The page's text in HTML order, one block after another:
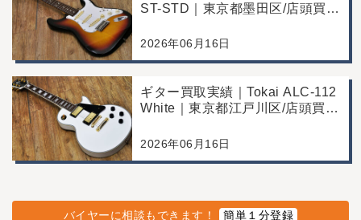
ST-STD｜東京都墨田区/店頭買
2026年06月16日
ギター買取実績｜Tokai ALC-112
White｜東京都江戸川区/店頭買
2026年06月16日
バイヤーに相談もできます！ 簡単１分登録